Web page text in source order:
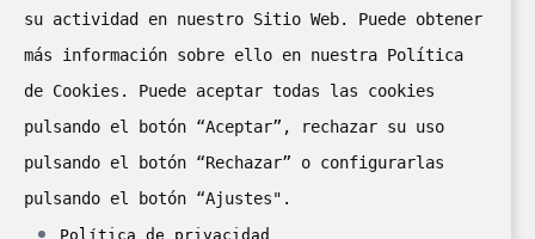
II puesto en el “II Concurso
de la Red de Oficinas de
Turismo de la Comunidad de
su actividad en nuestro Sitio Web. Puede obtener
más información sobre ello en nuestra Política
de Cookies. Puede aceptar todas las cookies
pulsando el botón “Aceptar”, rechazar su uso
pulsando el botón “Rechazar” o configurarlas
pulsando el botón “Ajustes".
Política de privacidad